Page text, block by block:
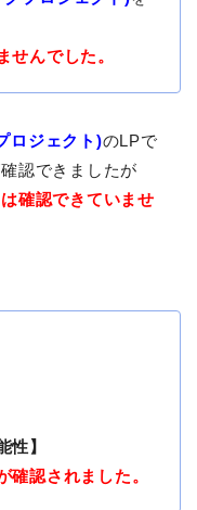
せんでした。
ロジェクト)のLPで
認できましたが
確認できていませ
性】
確認されました。